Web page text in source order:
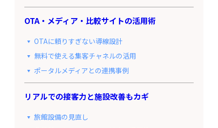
OTA・メディア・比較サイトの活用術
OTAに頼りすぎない導線設計
無料で使える集客チャネルの活用
ポータルメディアとの連携事例
リアルでの接客力と施設改善もカギ
旅館設備の見直し